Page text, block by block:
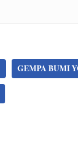
GEMPA BUMI